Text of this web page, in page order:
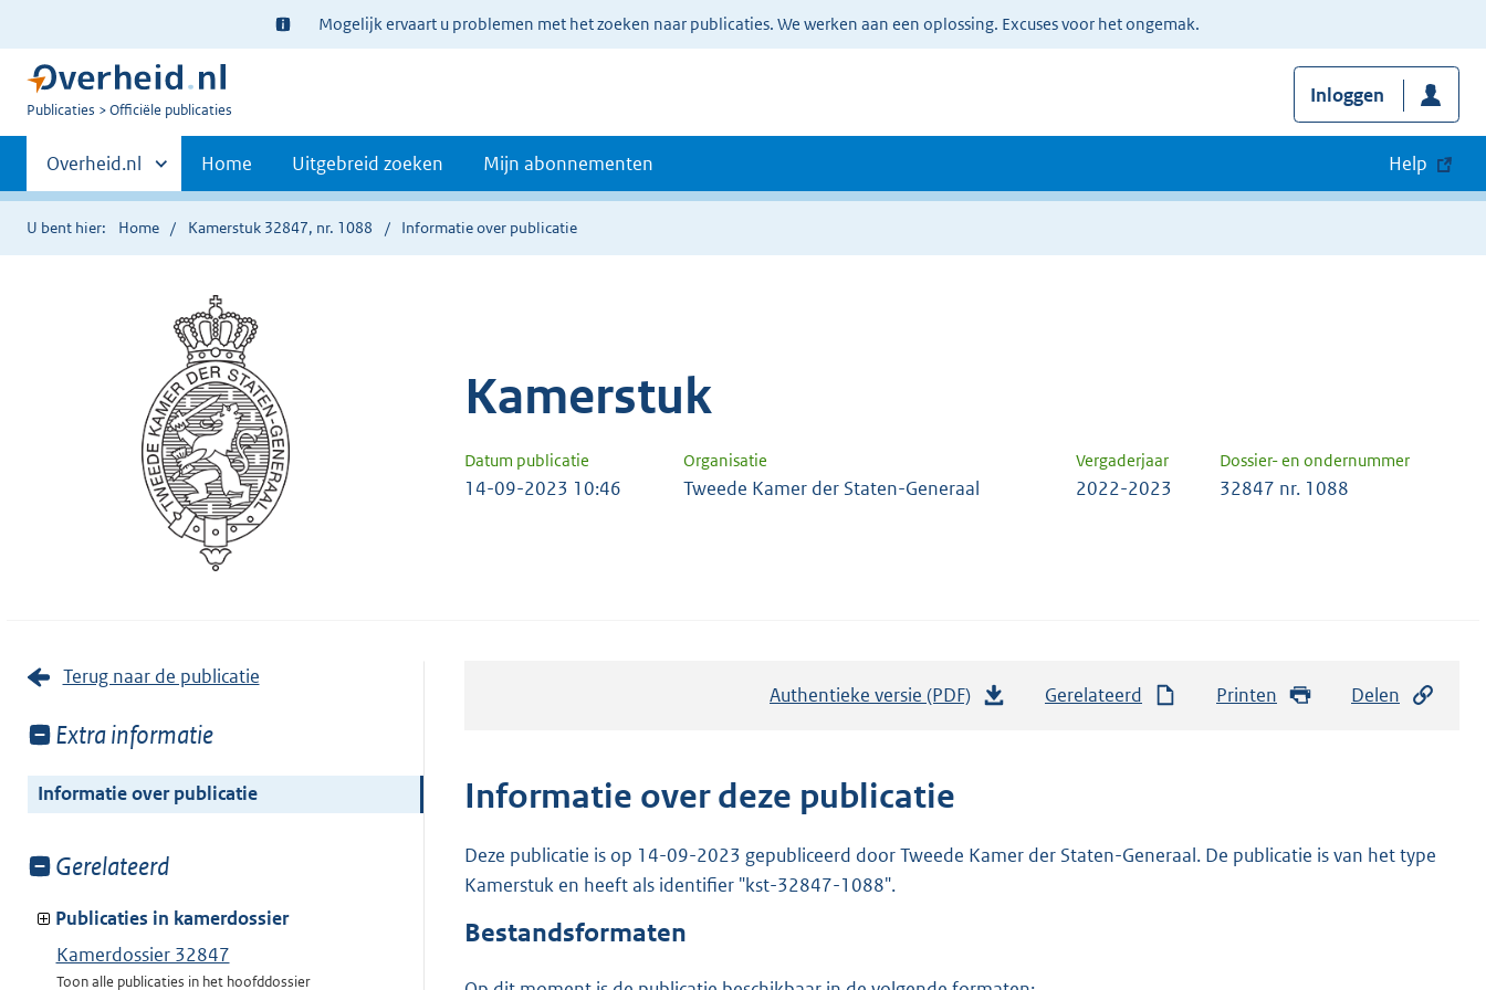
Ter
informatie:
Mogelijk ervaart u problemen met het zoeken naar publicaties. We werken aan een oplossing. Excuses voor het ongemak.
U
Publicaties Officiële publicaties
Inloggen
Primaire
navigatie
Andere
sites
binnen
Overheid.nl Home Uitgebreid zoeken Mijn abonnementen Help
U bent hier: Home Kamerstuk 32847, nr. 1088 Informatie over publicatie
Kamerstuk
Datum publicatie Organisatie Vergaderjaar Dossier- en ondernummer
14-09-2023 10:46 Tweede Kamer der Staten-Generaal 2022-2023 32847 nr. 1088
Terug naar de publicatie
Toon
van:
Extra informatie
Informatie over publicatie
Toon
van:
Gerelateerd
Publicaties in kamerdossier
Kamerdossier 32847
Toon alle publicaties in het hoofddossier
Authentieke versie (PDF)
n
Gerelateerd Printen Delen
Informatie over deze publicatie
Deze publicatie is op 14-09-2023 gepubliceerd door Tweede Kamer der Staten-Generaal. De publicatie is van het type
Kamerstuk en heeft als identifier "kst-32847-1088".
Bestandsformaten